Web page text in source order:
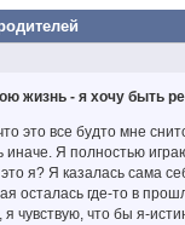
жизнь - я хочу быть
это все будто мне
Я полностью
я? Я казалась сама
осталась где-то в
чувствую, что бы я-